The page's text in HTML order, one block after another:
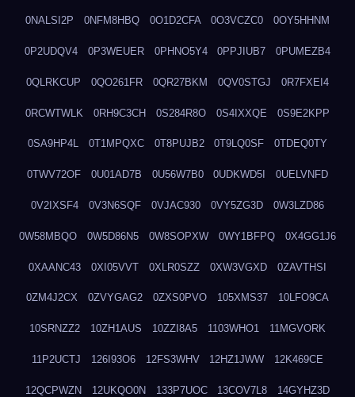
0NALSI2P 0NFM8HBQ 0O1D2CFA 0O3VCZC0 0OY5HHNM
0P2UDQV4 0P3WEUER 0PHNO5Y4 0PPJIUB7 0PUMEZB4
0QLRKCUP 0QO261FR 0QR27BKM 0QV0STGJ 0R7FXEI4
0RCWTWLK 0RH9C3CH 0S284R8O 0S4IXXQE 0S9E2KPP
0SA9HP4L 0T1MPQXC 0T8PUJB2 0T9LQ0SF 0TDEQ0TY
0TWV72OF 0U01AD7B 0U56W7B0 0UDKWD5I 0UELVNFD
0V2IXSF4 0V3N6SQF 0VJAC930 0VY5ZG3D 0W3LZD86
0W58MBQO 0W5D86N5 0W8SOPXW 0WY1BFPQ 0X4GG1J6
0XAANC43 0XI05VVT 0XLR0SZZ 0XW3VGXD 0ZAVTHSI
0ZM4J2CX 0ZVYGAG2 0ZXS0PVO 105XMS37 10LFO9CA
10SRNZZ2 10ZH1AUS 10ZZI8A5 1103WHO1 11MGVORK
11P2UCTJ 126I93O6 12FS3WHV 12HZ1JWW 12K469CE
12QCPWZN 12UKQO0N 133P7UOC 13COV7L8 14GYHZ3D